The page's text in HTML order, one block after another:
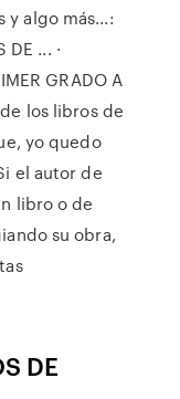
y algo más...:
DE ... ·
GRADO A
los libros de
yo quedo
el autor de
libro o de
su obra,
DE